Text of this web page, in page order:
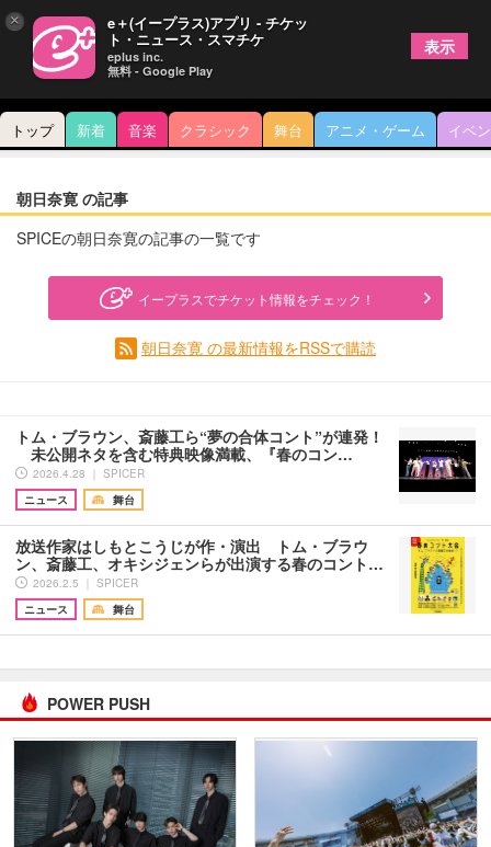
トップ 新着 音楽 クラシック 舞台 アニメ・ゲーム イベ
朝日奈寛 の記事
SPICEの朝日奈寛の記事の一覧です
イープラスでチケット情報をチェック！
朝日奈寛 の最新情報をRSSで購読
トム・ブラウン、斎藤工ら“夢の合体コント”が連発！
未公開ネタを含む特典映像満載、『春のコン…
2026.4.28 ｜ SPICER
ニュース
舞台
放送作家はしもとこうじが作・演出 トム・ブラウ
ン、斎藤工、オキシジェンらが出演する春のコント…
2026.2.5 ｜ SPICER
ニュース
舞台
POWER PUSH
× e＋(イープラス)アプリ - チケッ
ト・ニュース・スマチケ
eplus inc.
無料 - Google Play
表示